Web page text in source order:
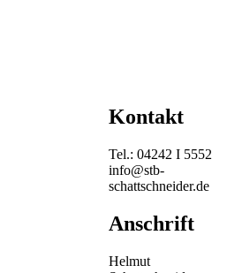
Kontakt
Tel.: 04242 I 5552
info@stb-
schattschneider.de
Anschrift
Helmut